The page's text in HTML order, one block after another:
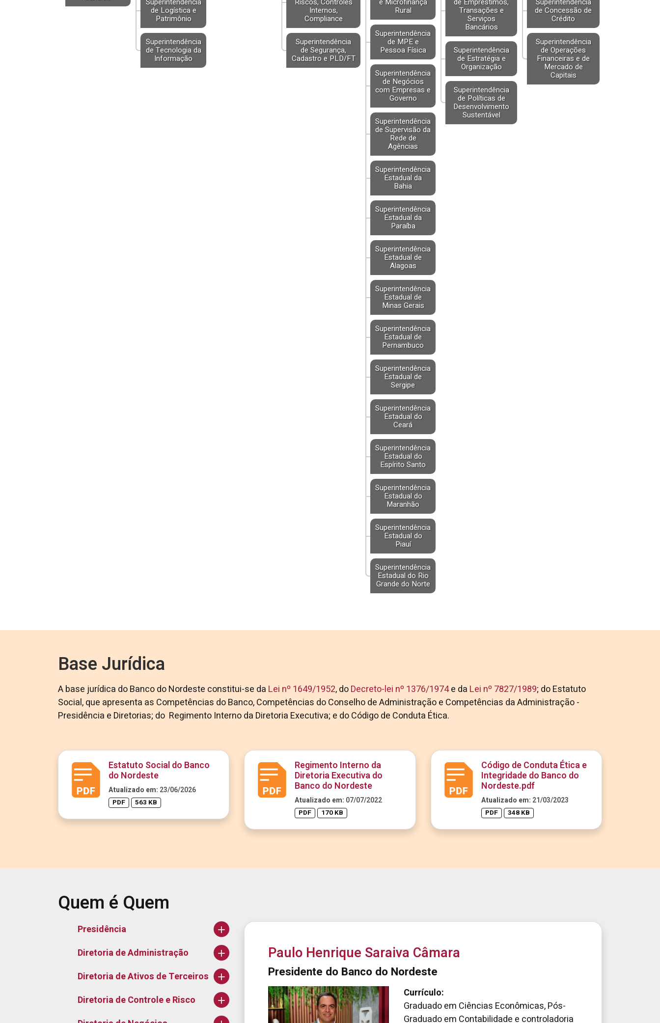
de Logística e
Patrimônio
Superintendência
de Tecnologia da
Informação
Internos,
Compliance
Superintendência
de Segurança,
Cadastro e PLD/FT
Rural
Superintendência
de MPE e
Pessoa Física
Superintendência
de Negócios
com Empresas e
Governo
Superintendência
de Supervisão da
Rede de
Agências
Superintendência
Estadual da
Bahia
Superintendência
Estadual da
Paraíba
Superintendência
Estadual de
Alagoas
Superintendência
Estadual de
Minas Gerais
Superintendência
Estadual de
Pernambuco
Superintendência
Estadual de
Sergipe
Superintendência
Estadual do
Ceará
Superintendência
Estadual do
Espírito Santo
Superintendência
Estadual do
Maranhão
Superintendência
Estadual do
Piauí
Superintendência
Estadual do Rio
Grande do Norte
Transações e
Serviços
Bancários
Superintendência
de Estratégia e
Organização
Superintendência
de Políticas de
Desenvolvimento
Sustentável
de Concessão de
Crédito
Superintendência
de Operações
Financeiras e de
Mercado de
Capitais
Base Jurídica
A base jurídica do Banco do Nordeste constitui-se da Lei nº 1649/1952, doDecreto-lei nº 1376/1974e da Lei nº 7827/1989; do Estatuto
Social, que apresenta as Competências do Banco, Competências do Conselho de Administração e Competências da Administração -
Presidência e Diretorias; do Regimento Interno da Diretoria Executiva; e do Código de Conduta Ética.
Estatuto Social do Banco
do Nordeste
Atualizado em: 23/06/2026
PDF 563 KB
Regimento Interno da
Diretoria Executiva do
Banco do Nordeste
Atualizado em: 07/07/2022
PDF 170 KB
Código de Conduta Ética e
Integridade do Banco do
Nordeste.pdf
Atualizado em: 21/03/2023
PDF 348 KB
Quem é Quem
Presidência
Diretoria de Administração
Diretoria de Ativos de Terceiros
Diretoria de Controle e Risco
Paulo Henrique Saraiva Câmara
Presidente do Banco do Nordeste
Currículo:
Graduado em Ciências Econômicas, Pós-
Graduado em Contabilidade e controladoria